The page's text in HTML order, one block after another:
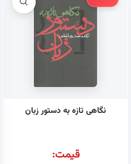
نگاهی تازه به دستور زبان
قیمت: